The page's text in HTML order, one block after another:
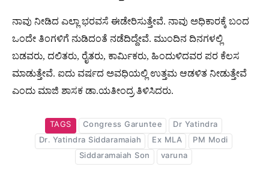
ನಾವು ನೀಡಿದ ಎಲ್ಲಾ ಭರವಸೆ ಈಡೇರಿಸುತ್ತೇವೆ. ನಾವು ಅಧಿಕಾರಕ್ಕೆ ಬಂದ
ಒಂದೇ ತಿಂಗಳಿಗೆ ನುಡಿದಂತೆ ನಡೆದಿದ್ದೇವೆ. ಮುಂದಿನ ದಿನಗಳಲ್ಲಿ
ಬಡವರು, ದಲಿತರು, ರೈತರು, ಕಾರ್ಮಿಕರು, ಹಿಂದುಳಿದವರ ಪರ ಕೆಲಸ
ಮಾಡುತ್ತೇವೆ. ಐದು ವರ್ಷದ ಅವಧಿಯಲ್ಲಿ ಉತ್ತಮ ಆಡಳಿತ ನೀಡುತ್ತೇವೆ
ಎಂದು ಮಾಜಿ ಶಾಸಕ ಡಾ.ಯತೀಂದ್ರ ತಿಳಿಸಿದರು.
TAGS Congress Garuntee
Dr Yatindra
Dr. Yatindra Siddaramaiah
Ex MLA
PM Modi
Siddaramaiah Son
varuna